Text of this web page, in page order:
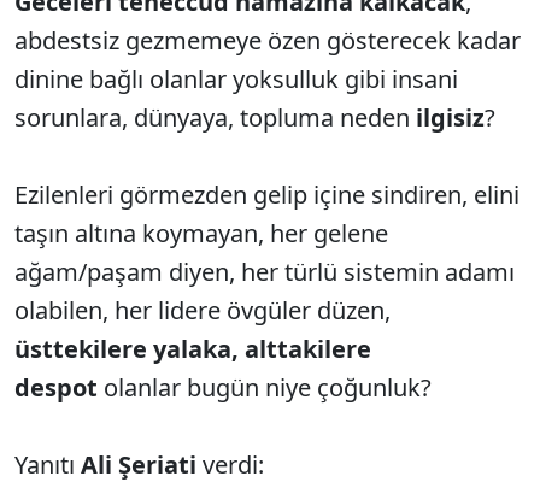
abdestsiz gezmemeye özen gösterecek kadar
dinine bağlı olanlar yoksulluk gibi insani
sorunlara, dünyaya, topluma neden ilgisiz?
Ezilenleri görmezden gelip içine sindiren, elini
taşın altına koymayan, her gelene
ağam/paşam diyen, her türlü sistemin adamı
olabilen, her lidere övgüler düzen,
üsttekilere yalaka, alttakilere
despot olanlar bugün niye çoğunluk?
Yanıtı Ali Şeriati verdi: